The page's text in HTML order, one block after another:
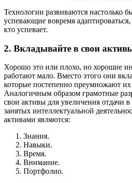
Технологии развиваются настолько
успевающие вовремя
кто успевает.
2. Вкладывайте в свои
Хорошо это или плохо, но хорошие
работают мало. Вместо этого они
которые постепенно преумножают их
Аналогичным образом грамотные
свои активы для увеличения отдачи
занятых интеллектуальной
активами являются:
Знания.
Навыки.
Время.
Внимание.
Портфолио.